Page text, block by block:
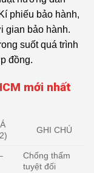
phiếu bảo hành,
gian bảo hành.
suốt quá trình
đồng.
mới nhất
GHI CHÚ
Chống thấm
tuyệt đối